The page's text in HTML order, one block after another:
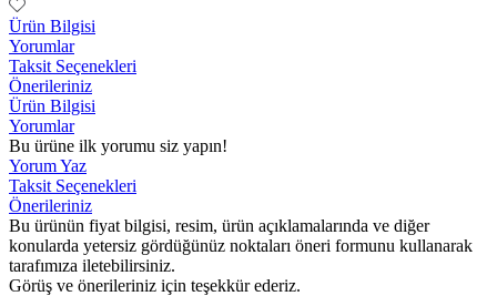
Ürün Bilgisi
Yorumlar
Taksit Seçenekleri
Önerileriniz
Ürün Bilgisi
Yorumlar
Bu ürüne ilk yorumu siz yapın!
Yorum Yaz
Taksit Seçenekleri
Önerileriniz
Bu ürünün fiyat bilgisi, resim, ürün açıklamalarında ve diğer
konularda yetersiz gördüğünüz noktaları öneri formunu kullanarak
tarafımıza iletebilirsiniz.
Görüş ve önerileriniz için teşekkür ederiz.